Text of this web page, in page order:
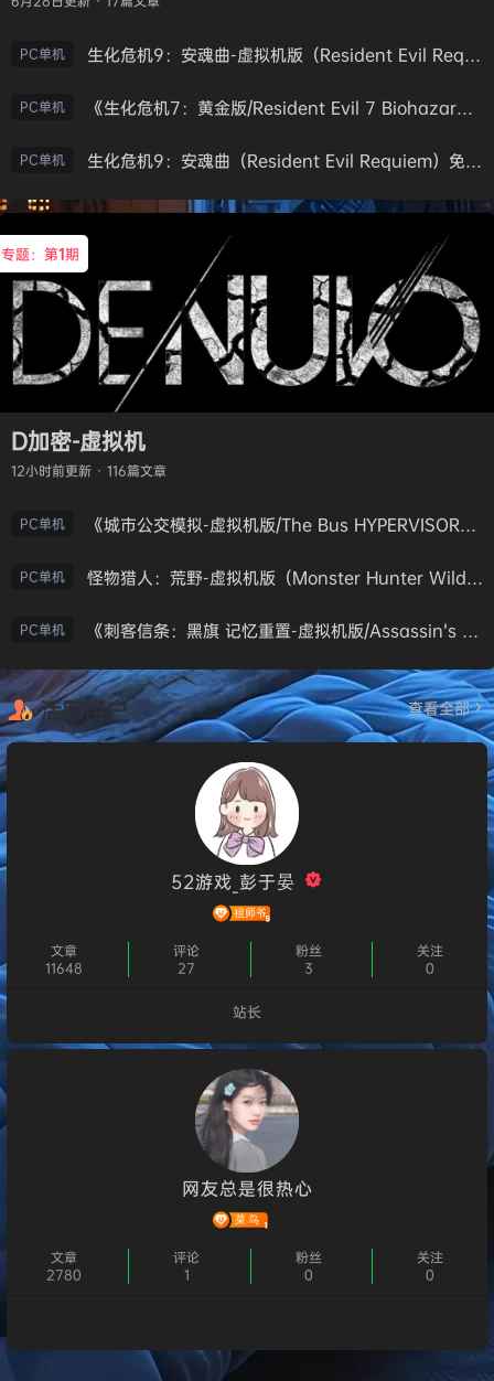
PC单机 生化危机9：安魂曲-虚拟机版（Resident Evil Requiem HYPERVISOR）免安装中文版
PC单机 《生化危机7：黄金版/Resident Evil 7 Biohazard》免安装中文版
PC单机 生化危机9：安魂曲（Resident Evil Requiem）免安装中文版
专题：第1期
D加密-虚拟机
12小时前更新 · 116篇文章
PC单机 《城市公交模拟-虚拟机版/The Bus HYPERVISOR》免安装中文版
PC单机 怪物猎人：荒野-虚拟机版（Monster Hunter Wilds HYPERVISOR）免安装中文版
PC单机 《刺客信条：黑旗 记忆重置-虚拟机版/Assassin’s Creed Black Flag Resynced HYPERVISOR》免安装中文版
活跃用户 查看全部
52游戏_彭于晏
文章
11648
评论
27
粉丝
3
关注
0
站长
个人主页
网友总是很热心
文章
2780
评论
1
粉丝
0
关注
0